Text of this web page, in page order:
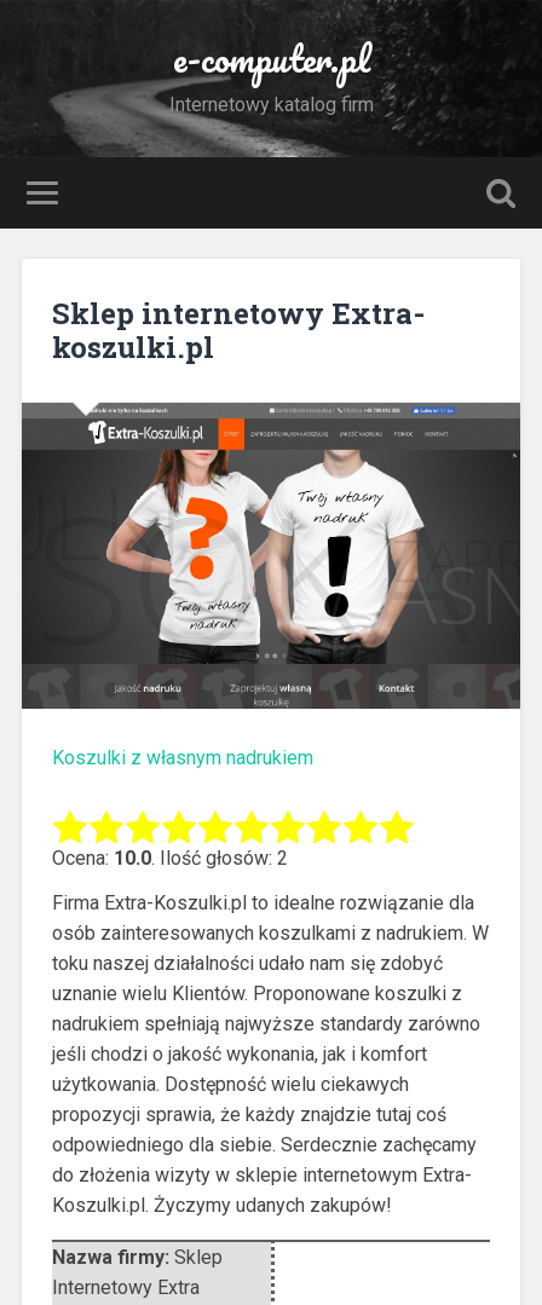
e-computer.pl
Internetowy katalog firm
Sklep internetowy Extra-
koszulki.pl
Koszulki z własnym nadrukiem
Ocena: 10.0. Ilość głosów: 2
Firma Extra-Koszulki.pl to idealne rozwiązanie dla
osób zainteresowanych koszulkami z nadrukiem. W
toku naszej działalności udało nam się zdobyć
uznanie wielu Klientów. Proponowane koszulki z
nadrukiem spełniają najwyższe standardy zarówno
jeśli chodzi o jakość wykonania, jak i komfort
użytkowania. Dostępność wielu ciekawych
propozycji sprawia, że każdy znajdzie tutaj coś
odpowiedniego dla siebie. Serdecznie zachęcamy
do złożenia wizyty w sklepie internetowym Extra-
Koszulki.pl. Życzymy udanych zakupów!
Nazwa firmy: Sklep
Internetowy Extra